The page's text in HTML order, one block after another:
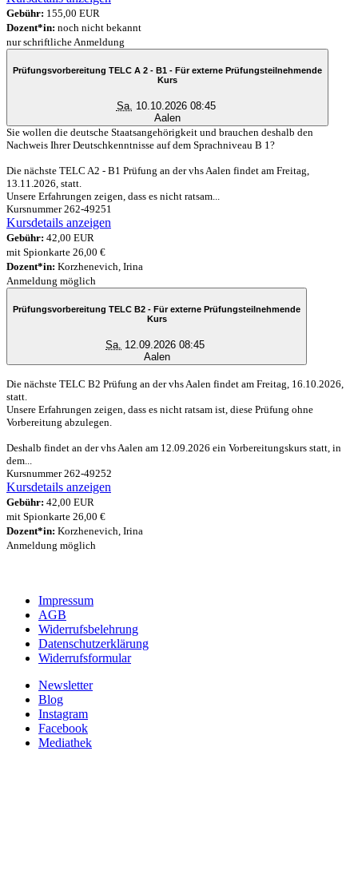
Gebühr: 155,00 EUR
Dozent*in: noch nicht bekannt
nur schriftliche Anmeldung
Prüfungsvorbereitung TELC A 2 - B1 - Für externe Prüfungsteilnehmende
Kurs
Sa. 10.10.2026 08:45
Aalen
Sie wollen die deutsche Staatsangehörigkeit und brauchen deshalb den
Nachweis Ihrer Deutschkenntnisse auf dem Sprachniveau B 1?
Die nächste TELC A2 - B1 Prüfung an der vhs Aalen findet am Freitag,
13.11.2026, statt.
Unsere Erfahrungen zeigen, dass es nicht ratsam...
Kursnummer 262-49251
Kursdetails anzeigen
Gebühr: 42,00 EUR
mit Spionkarte 26,00 €
Dozent*in: Korzhenevich, Irina
Anmeldung möglich
Prüfungsvorbereitung TELC B2 - Für externe Prüfungsteilnehmende
Kurs
Sa. 12.09.2026 08:45
Aalen
Die nächste TELC B2 Prüfung an der vhs Aalen findet am Freitag, 16.10.2026,
statt.
Unsere Erfahrungen zeigen, dass es nicht ratsam ist, diese Prüfung ohne
Vorbereitung abzulegen.
Deshalb findet an der vhs Aalen am 12.09.2026 ein Vorbereitungskurs statt, in
dem...
Kursnummer 262-49252
Kursdetails anzeigen
Gebühr: 42,00 EUR
mit Spionkarte 26,00 €
Dozent*in: Korzhenevich, Irina
Anmeldung möglich
Impressum
AGB
Widerrufsbelehrung
Datenschutzerklärung
Widerrufsformular
Newsletter
Blog
Instagram
Facebook
Mediathek